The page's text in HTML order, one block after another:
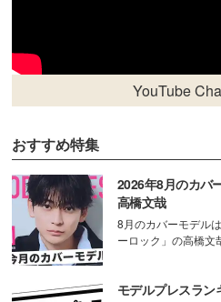
YouTube
おすすめ特集
2026年8月のカバ
高橋文哉
8月のカバーモデル
ーロック」の高橋文
モデルプレスラン